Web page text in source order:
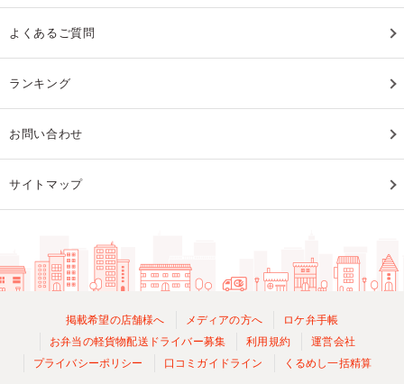
よくあるご質問
ランキング
お問い合わせ
サイトマップ
掲載希望の店舗様へ メディアの方へ
ロケ弁手帳
お弁当の軽貨物配送ドライバー募集
利用規約
運営会社
プライバシーポリシー
口コミガイドライン くるめし一括精算